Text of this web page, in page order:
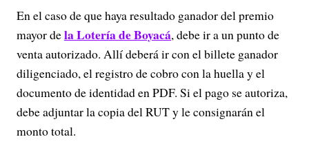
En el caso de que haya resultado ganador del premio
mayor dela Lotería de Boyacá, debe ir a un punto de
venta autorizado. Allí deberá ir con el billete ganador
diligenciado, el registro de cobro con la huella y el
documento de identidad en PDF. Si el pago se autoriza,
debe adjuntar la copia del RUT y le consignarán el
monto total.